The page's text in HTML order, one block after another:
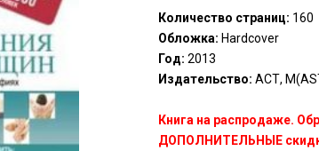
Количество страниц: 160
Обложка: Hardcover
Год: 2013
Издательство: АСТ,
Книга на распродаже.
ДОПОЛНИТЕЛЬНЫЕ